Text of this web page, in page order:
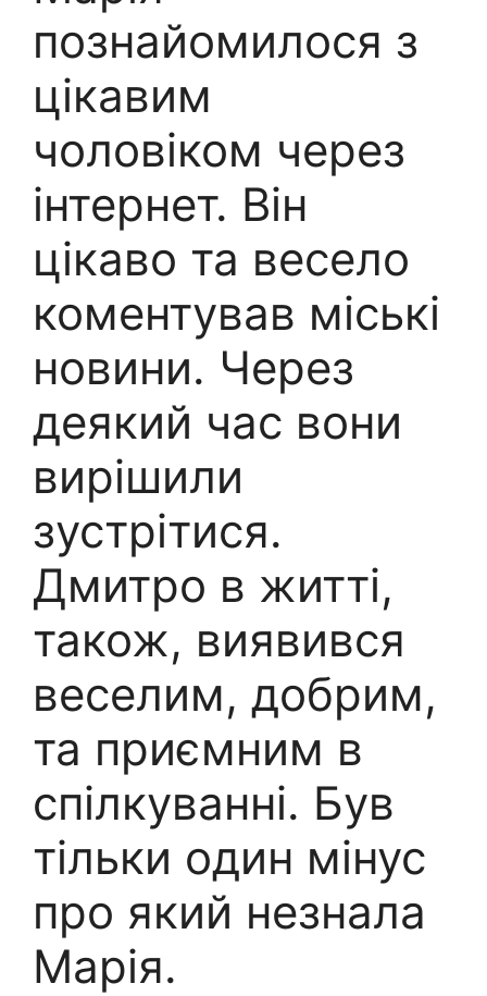
познайомилося з
цікавим
чоловіком через
інтернет. Він
цікаво та весело
коментував міські
новини. Через
деякий час вони
вирішили
зустрітися.
Дмитро в житті,
також, виявився
веселим, добрим,
та приємним в
спілкуванні. Був
тільки один мінус
про який незнала
Марія.